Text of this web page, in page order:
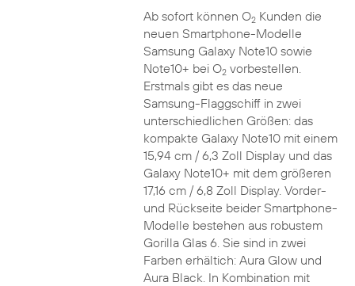
Ab sofort können O2Kunden die
neuen Smartphone-Modelle
Samsung Galaxy Note10 sowie
Note10+ bei O2vorbestellen.
Erstmals gibt es das neue
Samsung-Flaggschiff in zwei
unterschiedlichen Größen: das
kompakte Galaxy Note10 mit einem
15,94 cm / 6,3 Zoll Display und das
Galaxy Note10+ mit dem größeren
17,16 cm / 6,8 Zoll Display. Vorder-
und Rückseite beider Smartphone-
Modelle bestehen aus robustem
Gorilla Glas 6. Sie sind in zwei
Farben erhältich: Aura Glow und
Aura Black. In Kombination mit